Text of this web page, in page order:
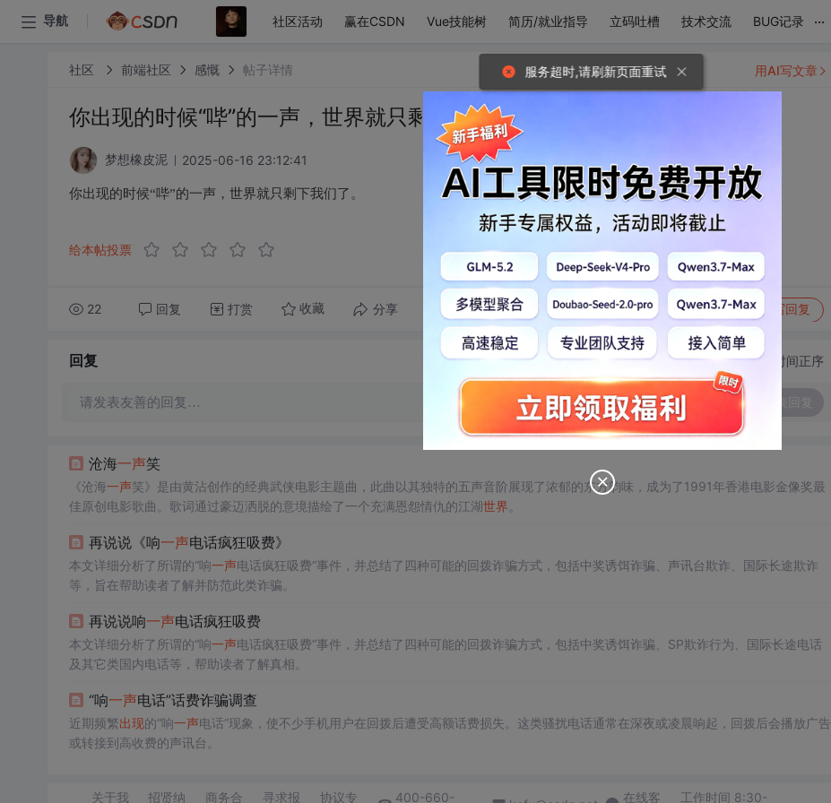
导航 社区活动 赢在CSDN Vue技能树 简历/就业指导 立码吐槽 技术交流 BUG记录 ...
社区 前端社区 感慨 帖子详情
你出现的时候“哔”的一声，世界就只剩下我们了。
梦想橡皮泥 2025-06-16 23:12:41
你出现的时候“哔”的一声，世界就只剩下我们了。
给本帖投票
22 回复 打赏 收藏 分享 转发到动态 举报 写回复
用AI写文章
回复 切换为时间正序
请发表友善的回复…
沧海一声笑
《沧海一声笑》是由黄沾创作的经典武侠电影主题曲，此曲以其独特的五声音阶展现了浓郁的东方韵味，成为了1991年香港电影金像奖最
佳原创电影歌曲。歌词通过豪迈洒脱的意境描绘了一个充满恩怨情仇的江湖世界
再说说《响一声电话疯狂吸费》
本文详细分析了所谓的“响一声电话疯狂吸费”事件，并总结了四种可能的回拨诈骗方式，包括中奖诱饵诈骗、声讯台欺诈、国际长途欺诈
等，旨在帮助读者了解并防范此类诈骗。
再说说响一声电话疯狂吸费
本文详细分析了所谓的“响一声电话疯狂吸费”事件，并总结了四种可能的回拨诈骗方式，包括中奖诱饵诈骗、SP欺诈行为、国际长途电话
及其它类国内电话等，帮助读者了解真相。
“响一声电话”话费诈骗调查
近期频繁出现的“响一声电话”现象，使不少手机用户在回拨后遭受高额话费损失。这类骚扰电话通常在深夜或凌晨响起，回拨后会播放广告
或转接到高收费的声讯台。
关于我 招贤纳 商务合 寻求报 协议专 400-660- 在线客 工作时间 8:30-
服务超时,请刷新页面重试